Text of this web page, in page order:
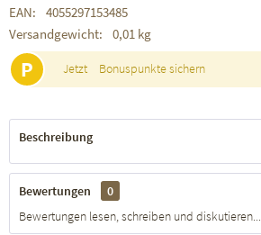
EAN:
4055297153485
Versandgewicht:
0,01 kg
P Jetzt Bonuspunkte sichern
Beschreibung
Bewertungen
0
Bewertungen lesen, schreiben und diskutieren...